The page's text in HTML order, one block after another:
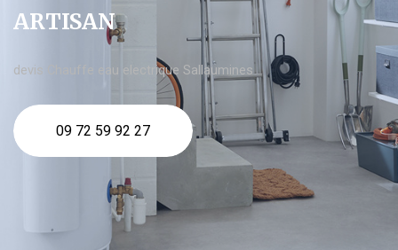
ARTISAN
devis Chauffe eau electrique Sallaumines
09 72 59 92 27